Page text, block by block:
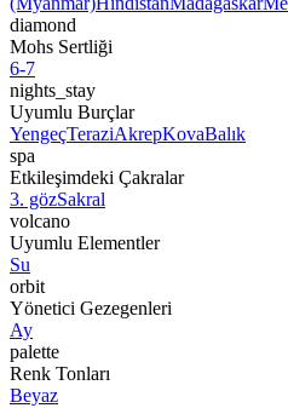
diamond
Mohs Sertliği
6-7
nights_stay
Uyumlu Burçlar
YengeçTeraziAkrepKovaBalık
spa
Etkileşimdeki Çakralar
3. gözSakral
volcano
Uyumlu Elementler
Su
orbit
Yönetici Gezegenleri
Ay
palette
Renk Tonları
Beyaz